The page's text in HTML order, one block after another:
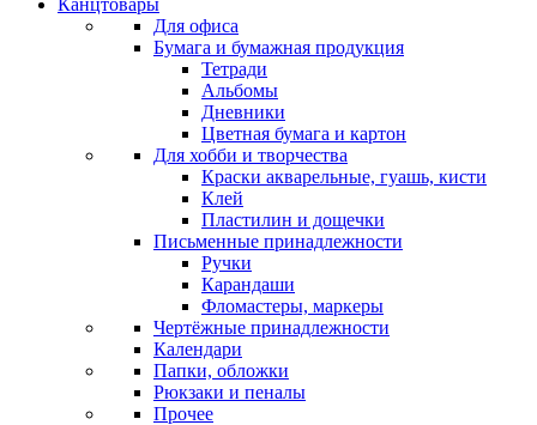
Канцтовары
Для офиса
Бумага и бумажная продукция
Тетради
Альбомы
Дневники
Цветная бумага и картон
Для хобби и творчества
Краски акварельные, гуашь, кисти
Клей
Пластилин и дощечки
Письменные принадлежности
Ручки
Карандаши
Фломастеры, маркеры
Чертёжные принадлежности
Календари
Папки, обложки
Рюкзаки и пеналы
Прочее